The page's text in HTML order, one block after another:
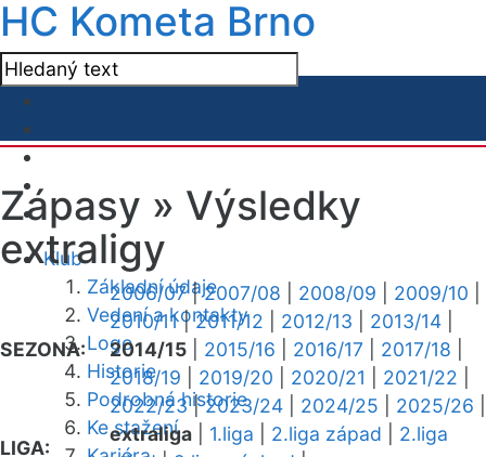
HC Kometa Brno
Klub
Základní údaje
Vedení a kontakty
Logo
Historie
Podrobná historie
Ke stažení
Zápasy » Výsledky
extraligy
SEZONA:
2006/07|2007/08 2008/09 2009/10
2010/11|2011/12 2012/13 2013/14
2014/15
2015/16 2016/17 2017/18
2018/19
2019/20 2020/21 2021/22
2022/23|2023/24 2024/25 2025/26
LIGA:
extraliga 1.liga 2.liga západ
2.liga